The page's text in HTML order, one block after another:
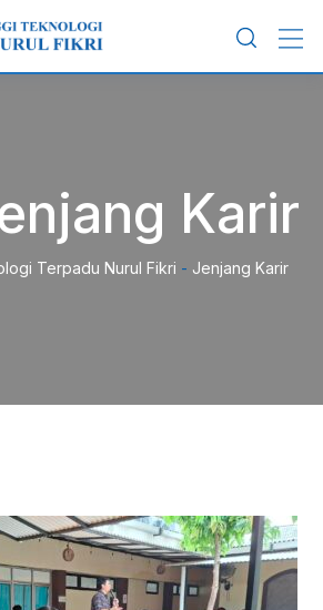
Karir
Terpadu Nurul Fikri - Jenjang Karir